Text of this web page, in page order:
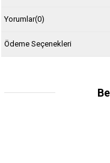
Yorumlar(0)
Ödeme Seçenekleri